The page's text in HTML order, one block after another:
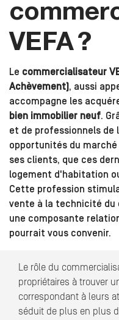
VEFA ?
Le commercialisateur
Achèvement), aussi
accompagne les
bien immobilier neuf.
et de professionnels
opportunités du
ses clients, que ces
logement d'habitation
Cette profession
vente à la technicité du
une composante
pourrait vous convenir.
Le rôle du
propriétaires à trouver
correspondant à leurs
séduit de plus en plus